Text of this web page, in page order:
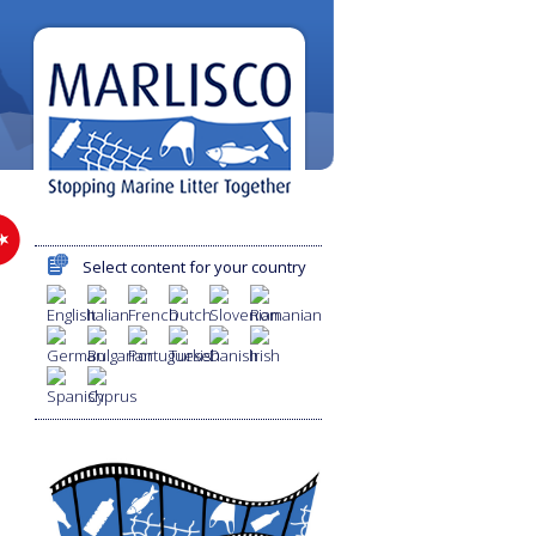
Select content for your country